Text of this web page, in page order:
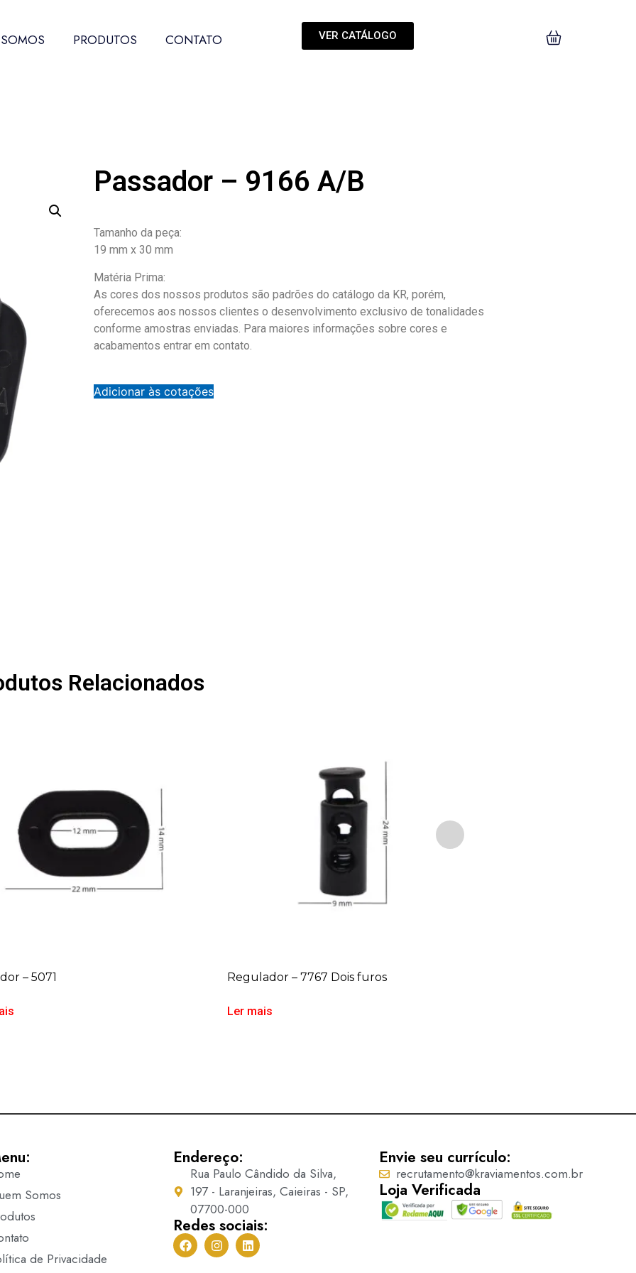
PRODUTOS CONTATO VER CATÁLOGO
Passador – 9166 A/B
Tamanho da peça:
19 mm x 30 mm
Matéria Prima:
As cores dos nossos produtos são padrões do catálogo da KR, porém,
oferecemos aos nossos clientes o desenvolvimento exclusivo de tonalidades
conforme amostras enviadas. Para maiores informações sobre cores e
acabamentos entrar em contato.
Adicionar às cotações
Relacionados
– 5071 Regulador – 7767 Dois furos
Ler mais
Somos
de Privacidade
Endereço:
Rua Paulo Cândido da Silva,
197 - Laranjeiras, Caieiras - SP,
07700-000
Redes sociais:
Envie seu currículo:
recrutamento@kraviamentos.com.br
Loja Verificada